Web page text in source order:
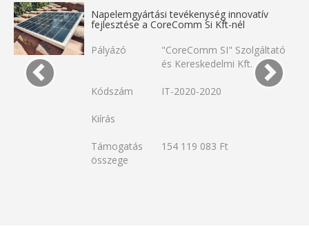
Napelemgyártási tevékenység innovatív
fejlesztése a CoreComm Si Kft-nél
Pályázó
"CoreComm SI" Szolgáltató
és Kereskedelmi Kft.
Kódszám IT-2020-2020
Kiírás
Támogatás
összege
154 119 083 Ft